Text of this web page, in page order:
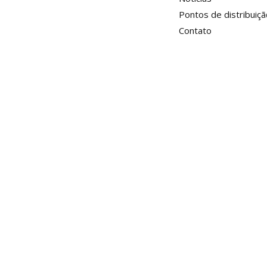
Pontos de
Contato